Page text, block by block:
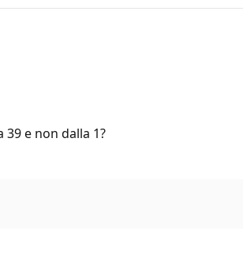
e non dalla 1?